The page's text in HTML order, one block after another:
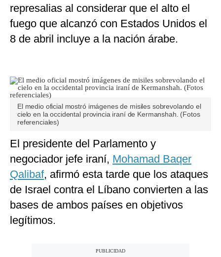
represalias al considerar que el alto el
fuego que alcanzó con Estados Unidos el
8 de abril incluye a la nación árabe.
El medio oficial mostró imágenes de misiles sobrevolando el
cielo en la occidental provincia iraní de Kermanshah. (Fotos
referenciales)
El presidente del Parlamento y
negociador jefe iraní, Mohamad Baqer
Qalibaf, afirmó esta tarde que los ataques
de Israel contra el Líbano convierten a las
bases de ambos países en objetivos
legítimos.